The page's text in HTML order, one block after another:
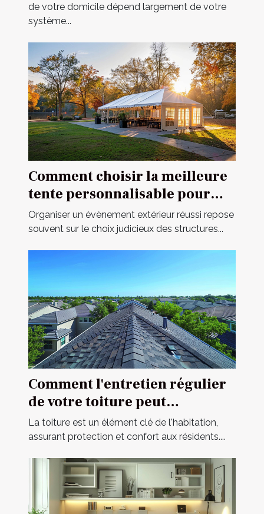
de votre domicile dépend largement de votre
système...
Comment choisir la meilleure
tente personnalisable pour
votre événement
Organiser un évènement extérieur réussi repose
souvent sur le choix judicieux des structures...
Comment l'entretien régulier
de votre toiture peut
prolonger sa durée de vie
La toiture est un élément clé de l'habitation,
assurant protection et confort aux résidents....